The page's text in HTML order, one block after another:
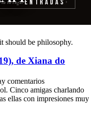
tu lugarEntradas ›
should be philosophy.
de Xiana do
comentarios
Cinco amigas charlando
ellas con impresiones muy